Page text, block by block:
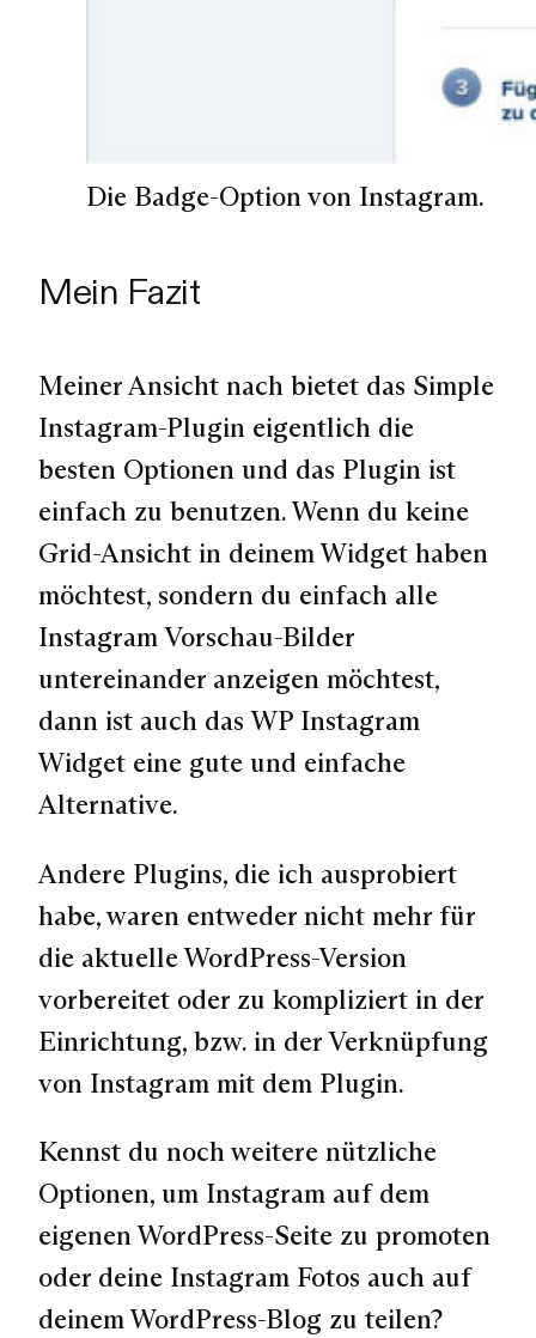
Die Badge-Option von Instagram.
Mein Fazit
Meiner Ansicht nach bietet das Simple
Instagram-Plugin eigentlich die
besten Optionen und das Plugin ist
einfach zu benutzen. Wenn du keine
Grid-Ansicht in deinem Widget haben
möchtest, sondern du einfach alle
Instagram Vorschau-Bilder
untereinander anzeigen möchtest,
dann ist auch dasWP Instagram
Widget eine gute und einfache
Alternative.
Andere Plugins, die ich ausprobiert
habe, waren entweder nicht mehr für
die aktuelle WordPress-Version
vorbereitet oder zu kompliziert in der
Einrichtung, bzw. in der Verknüpfung
von Instagram mit dem Plugin.
Kennst du noch weitere nützliche
Optionen, um Instagram auf dem
eigenen WordPress-Seite zu promoten
oder deine Instagram Fotos auch auf
deinem WordPress-Blog zu teilen?